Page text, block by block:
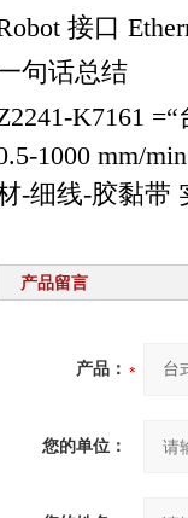
接口
句话总结
K7161
1000 mm/
-细线-胶黏带
产品留言
产品：
您的单位：